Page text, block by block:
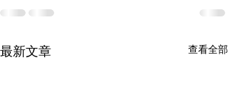
最新文章 查看全部